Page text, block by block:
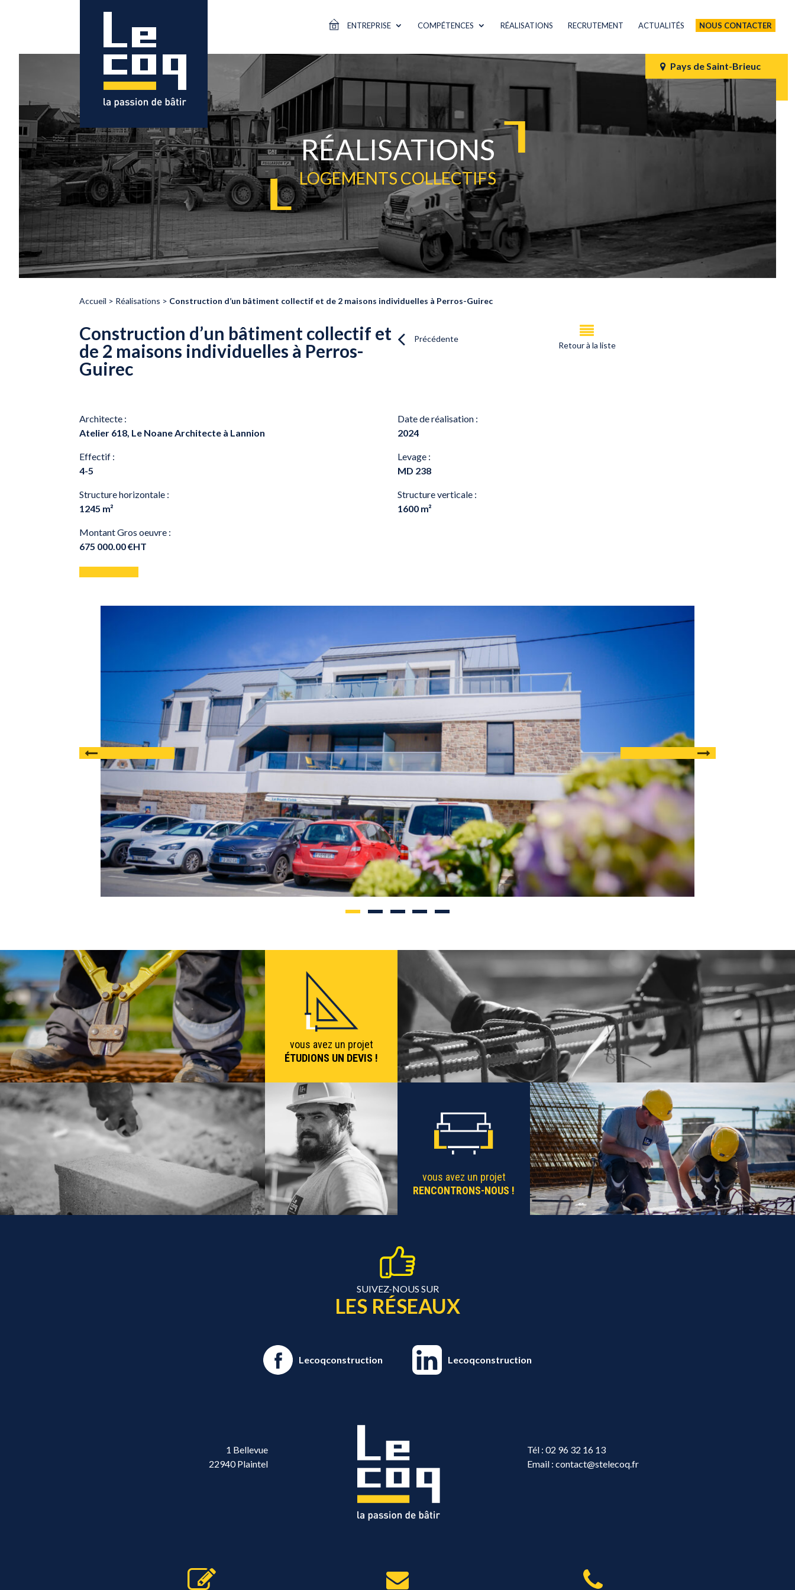
ENTREPRISE COMPÉTENCES RÉALISATIONS RECRUTEMENT ACTUALITÉS NOUS CONTACTER
Pays de Saint-Brieuc
RÉALISATIONS
LOGEMENTS COLLECTIFS
Accueil > Réalisations > Construction d’un bâtiment collectif et de 2 maisons individuelles à Perros-Guirec
Construction d’un bâtiment collectif et
de 2 maisons individuelles à Perros-
Guirec
Précédente
Retour à la liste
Architecte :
Atelier 618, Le Noane Architecte à Lannion
Date de réalisation :
2024
Effectif :
4-5
Levage :
MD 238
Structure horizontale :
1245 m²
Structure verticale :
1600 m²
Montant Gros oeuvre :
675 000.00 €HT
vous avez un projet
ÉTUDIONS UN DEVIS !
vous avez un projet
RENCONTRONS-NOUS !
SUIVEZ-NOUS SUR
LES RÉSEAUX
Lecoqconstruction Lecoqconstruction
1 Bellevue
22940 Plaintel
Tél : 02 96 32 16 13
Email : contact@stelecoq.fr